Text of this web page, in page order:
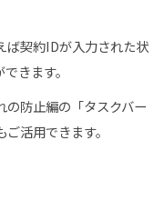
ば契約IDが入力された状
きます。
の防止編の「タスクバー
活用できます。